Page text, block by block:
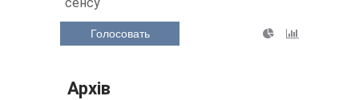
Голосовать
Архів